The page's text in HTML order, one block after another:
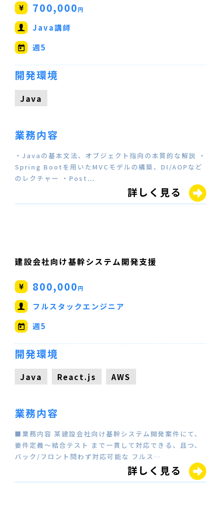
700,000円
Java講師
週5
開発環境
Java
業務内容
・Javaの基本文法、オブジェクト指向の本質的な解説 ・
Spring Bootを用いたMVCモデルの構築、DI/AOPなど
のレクチャー ・Post…
詳しく見る
建設会社向け基幹システム開発支援
800,000円
フルスタックエンジニア
週5
開発環境
Java React.js AWS
業務内容
■業務内容 某建設会社向け基幹システム開発案件にて、
要件定義～結合テスト まで一貫して対応できる、且つ、
バック/フロント問わず対応可能な フルス…
詳しく見る